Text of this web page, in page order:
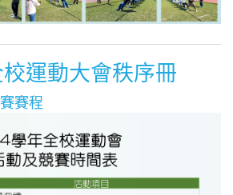
運動大會秩序冊
賽程